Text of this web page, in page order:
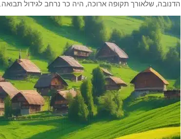
הדנובה, שלאורך תקופה ארוכה, היה כר נרחב לגידול תבואה.